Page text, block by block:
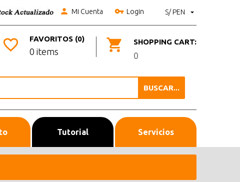
S/ PEN
Mi Cuenta Login
SHOPPING CART:
0
FAVORITOS (0)
0 items
BUSCAR...
Tutorial Servicios